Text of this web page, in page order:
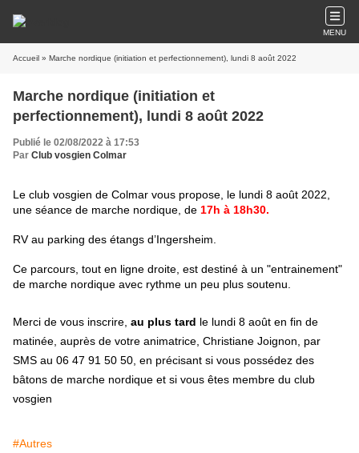
MENU
Accueil » Marche nordique (initiation et perfectionnement), lundi 8 août 2022
Marche nordique (initiation et
perfectionnement), lundi 8 août 2022
Publié le 02/08/2022 à 17:53
Par Club vosgien Colmar
Le club vosgien de Colmar vous propose, le lundi 8 août 2022,
une séance de marche nordique, de 17h à 18h30.
RV au parking des étangs d’Ingersheim.
Ce parcours , tout en ligne droite, est destiné à un "entrainement"
de marche nordique avec rythme un peu plus soutenu.
Merci de vous inscrire, au plus tard le lundi 8 août en fin de
matinée, auprès de votre animatrice, Christiane Joignon, par
SMS au 06 47 91 50 50, en précisant si vous possédez des
bâtons de marche nordique et si vous êtes membre du club
vosgien
#Autres